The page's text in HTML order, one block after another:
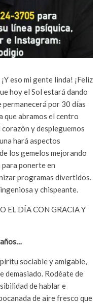
eso mi gente linda! ¡Feliz
hoy el Sol estará dando
por 30 días
que abramos el centro
y despleguemos
hará aspectos
los gemelos mejorando
ponerte en
programas divertidos.
y chispeante.
EL DÍA CON GRACIA Y
sociable y amigable,
demasiado. Rodéate de
de hablar e
de aire fresco que